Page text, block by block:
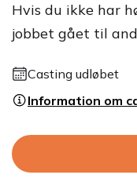
Hvis du ikke har
jobbet gået til
Casting udløbet
Information om